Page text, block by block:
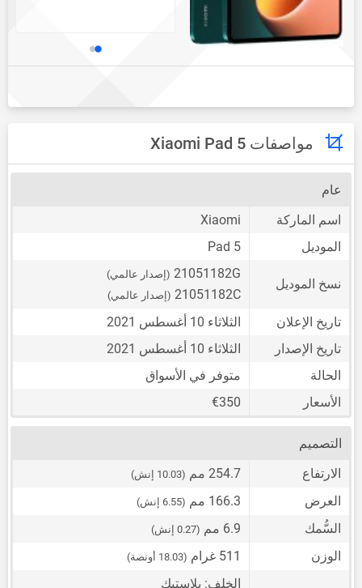
مواصفات Xiaomi Pad 5
عام
اسم الماركة
Xiaomi
الموديل
Pad 5
نسخ الموديل
21051182G (إصدار عالمي)
21051182C (إصدار عالمي)
تاريخ الإعلان
الثلاثاء 10 أغسطس 2021
تاريخ الإصدار
الثلاثاء 10 أغسطس 2021
الحالة
متوفر في الأسواق
الأسعار
€350
التصميم
الارتفاع
254.7 مم (10.03 إنش)
العرض 166.3 مم (6.55 إنش)
السُّمك 6.9 مم (0.27 إنش)
الوزن 511 غرام (18.03 أونصة)
الخلف: بلاستيك